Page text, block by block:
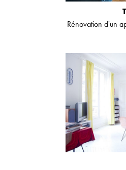
Rénovation d'un